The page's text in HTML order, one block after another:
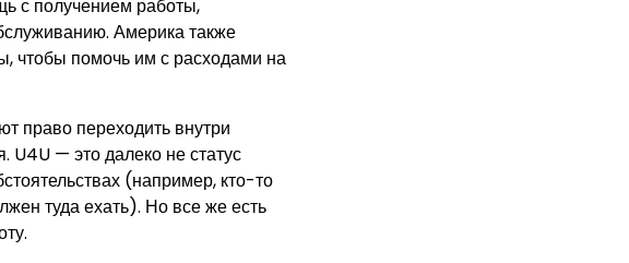
с получением работы,
Америка также
чтобы помочь им с расходами на
право переходить внутри
U4U — это далеко не статус
(например, кто-то
туда ехать). Но все же есть